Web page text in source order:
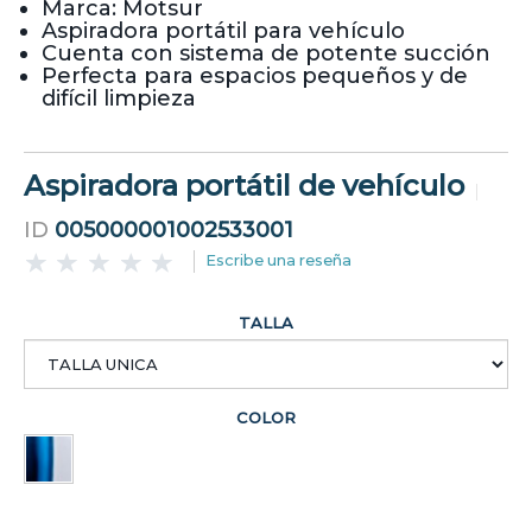
Marca: Motsur
Aspiradora portátil para vehículo
Cuenta con sistema de potente succión
Perfecta para espacios pequeños y de
difícil limpieza
Aspiradora portátil de vehículo
ID 005000001002533001
Escribe una reseña
TALLA
COLOR